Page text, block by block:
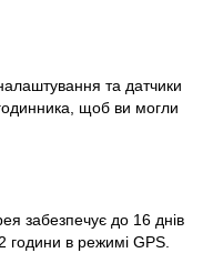
та датчики
щоб ви могли
забезпечує до 16 днів
години в режимі GPS.